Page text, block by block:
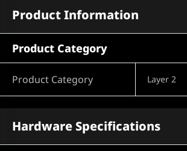
Product Information
Product Category
Product Category Layer 2
Hardware Specifications